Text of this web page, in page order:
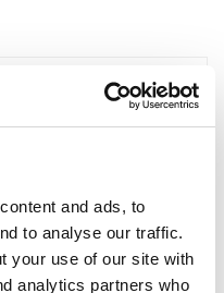
and ads, to
to analyse our traffic.
your use of our site with
analytics partners who